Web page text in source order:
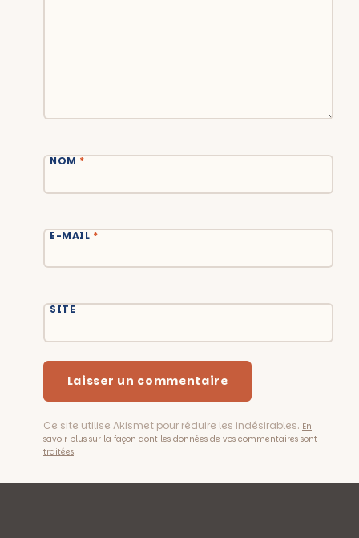
NOM*
E-MAIL *
SITE
Ce site utilise Akismet pour réduire les indésirables. En
savoir plus sur la façon dont les données de vos commentaires sont
traitées.